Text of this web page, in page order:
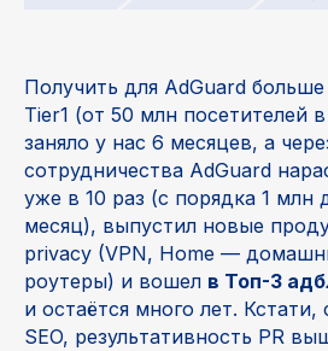
Получить для AdGuard
Tier1 (от 50 млн посетителей
заняло у нас 6 месяцев, а
сотрудничества AdGuard
уже в 10 раз (с порядка 1 млн
месяц), выпустил новые
privacy (VPN, Home —
роутеры) и вошел в Топ-3
и остаётся много лет. Кстати,
SEO, результативность PR